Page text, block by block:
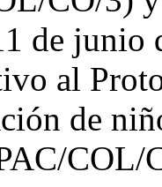
de junio
al
de
COL/